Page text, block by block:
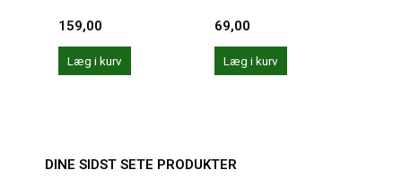
159,00
Læg i kurv
69,00
Læg i kurv
DINE SIDST SETE PRODUKTER